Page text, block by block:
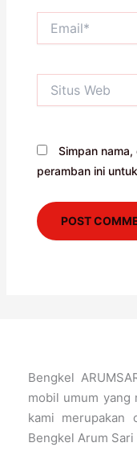
Web
Simpan
peramban ini
Bengkel
mobil umum yang
kami
Bengkel Arum